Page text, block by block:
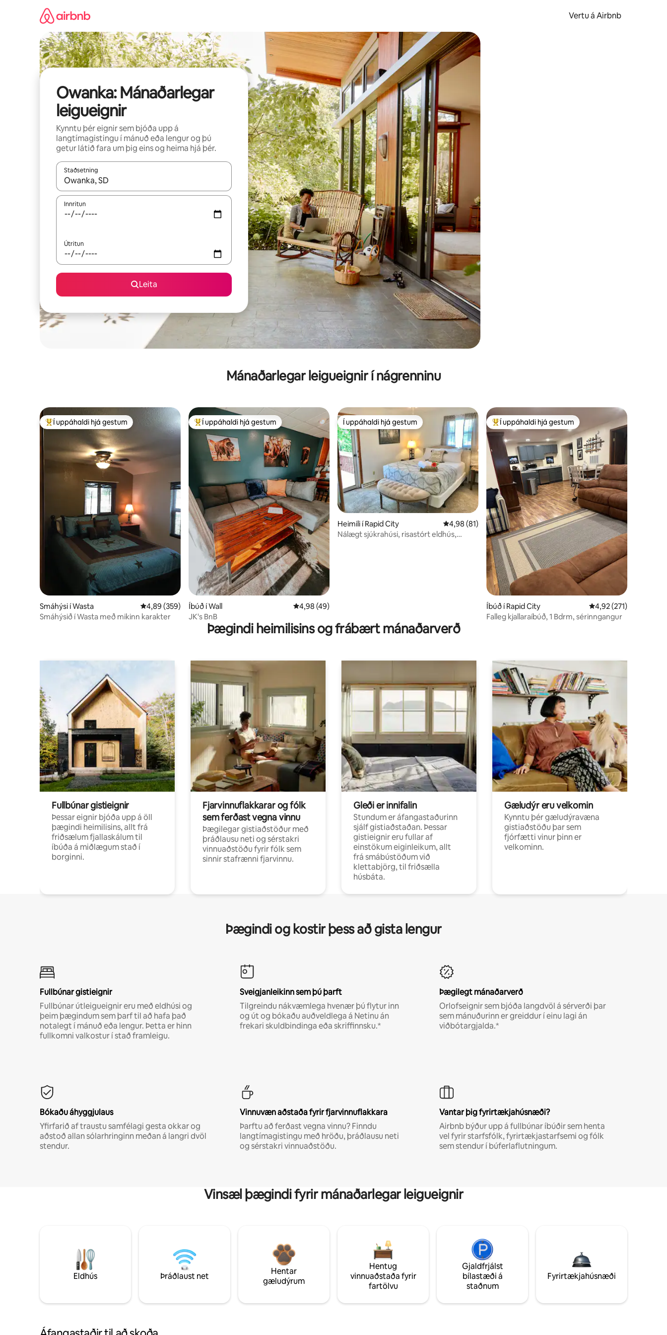
Vertu á Airbnb
Owanka: Mánaðarlegar
leigueignir
Kynntu þér eignir sem bjóða upp á
langtímagistingu í mánuð eða lengur og þú
getur látið fara um þig eins og heima hjá þér.
Staðsetning
Þegar niðurstöður liggja fyrir skaltu nota upp og niður örvalyklana eða skoða með því að snerta eða strjúka.
Innritun
Útritun
Leita
Mánaðarlegar leigueignir í nágrenninu
Í mestu uppáhaldi hjá gestum
Í uppáhaldi hjá gestum
Smáhýsi í Wasta 4,89 af 5 í meðaleinkunn, 359 umsagnir
4,89 (359)
Smáhýsið í Wasta með mikinn karakter
Í mestu uppáhaldi hjá gestum
Í uppáhaldi hjá gestum
Íbúð í Wall 4,98 af 5 í meðaleinkunn, 49 umsagnir
4,98 (49)
JK's BnB
Í uppáhaldi hjá gestum
Í uppáhaldi hjá gestum
Heimili í Rapid City 4,98 af 5 í meðaleinkunn, 81 umsagnir
4,98 (81)
Nálægt sjúkrahúsi, risastórt eldhús,
Í mestu uppáhaldi hjá gestum
Í uppáhaldi hjá gestum
Íbúð í Rapid City 4,92 af 5 í
4,92 (271)
Falleg kjallaraíbúð, 1 Bdrm, sérinngangur
Þægindi heimilisins og frábært mánaðarverð
Fullbúnar gistieignir
Þessar eignir bjóða upp á öll
þægindi heimilisins, allt frá
friðsælum fjallaskálum til
íbúða á miðlægum stað í
borginni.
Fjarvinnuflakkarar og fólk
sem ferðast vegna vinnu
Þægilegar gistiaðstöður með
þráðlausu neti og sérstakri
vinnuaðstöðu fyrir fólk sem
sinnir stafrænni fjarvinnu.
Gleði er innifalin
Stundum er áfangastaðurinn
sjálf gistiaðstaðan. Þessar
gistieignir eru fullar af
einstökum eiginleikum, allt
frá smábústöðum við
klettabjörg, til friðsælla
húsbáta.
Gæludýr eru velkomin
Kynntu þér gæludýravæna
gistiaðstöðu þar sem
fjórfætti vinur þinn er
velkominn.
Þægindi og kostir þess að gista lengur
Fullbúnar gistieignir
Fullbúnar útleigueignir eru með eldhúsi og
þeim þægindum sem þarf til að hafa það
notalegt í mánuð eða lengur. Þetta er hinn
fullkomni valkostur í stað framleigu.
Sveigjanleikinn sem þú þarft
Tilgreindu nákvæmlega hvenær þú flytur inn
og út og bókaðu auðveldlega á Netinu án
frekari skuldbindinga eða skriffinnsku.*
Þægilegt mánaðarverð
Orlofseignir sem bjóða langdvöl á sérverði þar
sem mánuðurinn er greiddur í einu lagi án
viðbótargjalda.*
Bókaðu áhyggjulaus
Yfirfarið af traustu samfélagi gesta okkar og
aðstoð allan sólarhringinn meðan á langri dvöl
stendur.
Vinnuvæn aðstaða fyrir fjarvinnuflakkara
Þarftu að ferðast vegna vinnu? Finndu
langtímagistingu með hröðu, þráðlausu neti
og sérstakri vinnuaðstöðu.
Vantar þig fyrirtækjahúsnæði?
Airbnb býður upp á fullbúnar íbúðir sem henta
vel fyrir starfsfólk, fyrirtækjastarfsemi og fólk
sem stendur í búferlaflutningum.
Vinsæl þægindi fyrir mánaðarlegar leigueignir
Eldhús Þráðlaust net
Hentar
gæludýrum
Hentug
vinnuaðstaða fyrir
fartölvu
Gjaldfrjálst
bílastæði á
staðnum
Fyrirtækjahúsnæði